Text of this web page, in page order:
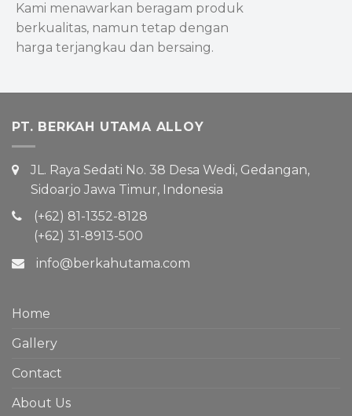
Kami menawarkan beragam produk
berkualitas, namun tetap dengan
harga terjangkau dan bersaing.
PT. BERKAH UTAMA ALLOY
JL. Raya Sedati No. 38 Desa Wedi, Gedangan,
Sidoarjo Jawa Timur, Indonesia
(+62) 81-1352-8128
(+62) 31-8913-500
info@berkahutama.com
Home
Gallery
Contact
About Us